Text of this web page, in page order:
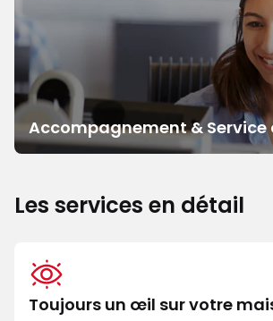
Accompagnement & Service
Les services en détail
Toujours un œil sur votre